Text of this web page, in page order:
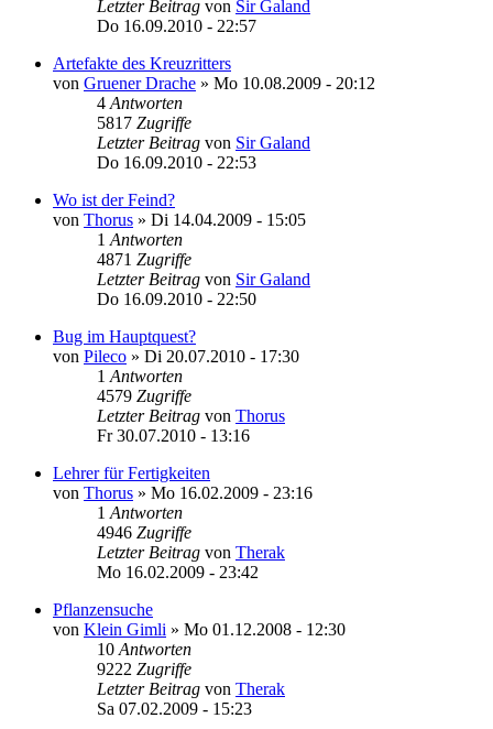
Letzter Beitrag von Sir Galand
Do 16.09.2010 - 22:57
Artefakte des Kreuzritters
von Gruener Drache » Mo 10.08.2009 - 20:12
4 Antworten
5817 Zugriffe
Letzter Beitrag von Sir Galand
Do 16.09.2010 - 22:53
Wo ist der Feind?
von Thorus » Di 14.04.2009 - 15:05
1 Antworten
4871 Zugriffe
Letzter Beitrag von Sir Galand
Do 16.09.2010 - 22:50
Bug im Hauptquest?
von Pileco » Di 20.07.2010 - 17:30
1 Antworten
4579 Zugriffe
Letzter Beitrag von Thorus
Fr 30.07.2010 - 13:16
Lehrer für Fertigkeiten
von Thorus » Mo 16.02.2009 - 23:16
1 Antworten
4946 Zugriffe
Letzter Beitrag von Therak
Mo 16.02.2009 - 23:42
Pflanzensuche
von Klein Gimli » Mo 01.12.2008 - 12:30
10 Antworten
9222 Zugriffe
Letzter Beitrag von Therak
Sa 07.02.2009 - 15:23